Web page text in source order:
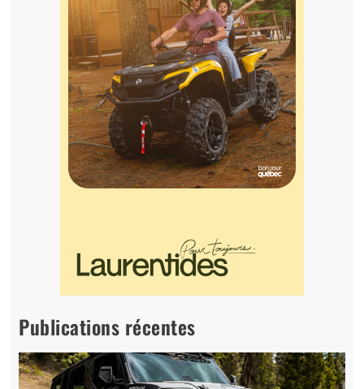
Publications récentes